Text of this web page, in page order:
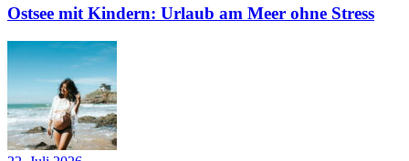
Ostsee mit Kindern: Urlaub am Meer ohne Stress